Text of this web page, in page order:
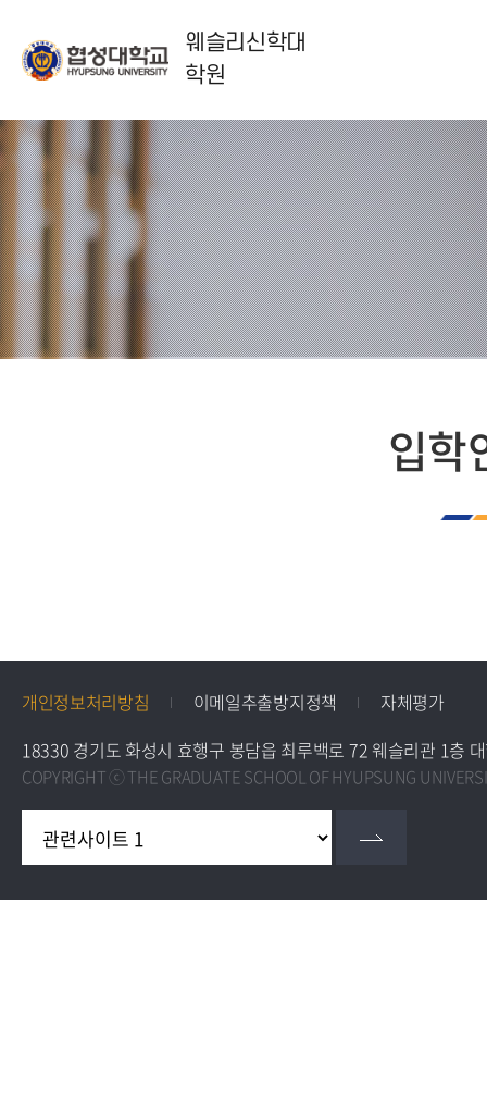
웨슬리신학대
학원
입학
개인정보처리방침 이메일추출방지정책
자체평가
18330 경기도 화성시 효행구 봉담읍 최루백로 72 웨슬리관 1층
COPYRIGHT ⓒ THE GRADUATE SCHOOL OF HYUPSUNG